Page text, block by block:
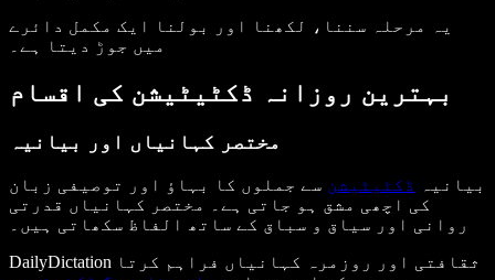
یہ مرحلہ سننا، لکھنا اور بولنا ایک مکمل دائرے
میں جوڑ دیتا ہے۔
بہترین روزانہ ڈکٹیٹیشن کی اقسام
مختصر کہانیاں اور بیانیہ
بیانیہ ڈکٹیٹیشن سے جملوں کا بہاؤ اور توصیفی زبان
کی اچھی مشق ہو جاتی ہے۔ مختصر کہانیاں قدرتی
روانی اور سیاق و سباق کے ساتھ الفاظ سکھاتی ہیں۔
DailyDictation ثقافتی اور روزمرہ کہانیاں فراہم کرتا